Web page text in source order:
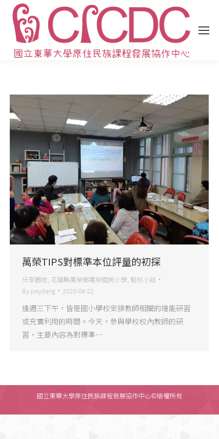
萬榮TIPS對標準本位評量的初探
分享園地, 花蓮縣萬榮鄉萬榮國民小學, 駐校小誌
By peydang 2020-04-22
逢週三下午，皆是國小學校安排教師相關的增能研習
或充實利用的時間。今天，參與學校校內教師的研
習，主要內容為對標準…
國立東華大學原住民族課程發展協作中心©版權所有